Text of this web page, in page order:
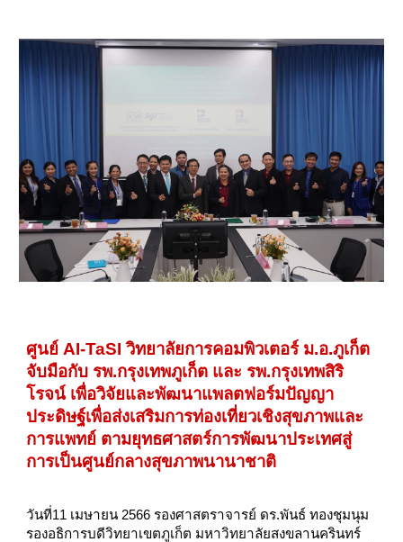
ศูนย์ AI-TaSI วิทยาลัยการคอมพิวเตอร์ ม.อ.ภูเก็ต
จับมือกับ รพ.กรุงเทพภูเก็ต และ รพ.กรุงเทพสิริ
โรจน์ เพื่อวิจัยและพัฒนาแพลตฟอร์มปัญญา
ประดิษฐ์เพื่อส่งเสริมการท่องเที่ยวเชิงสุขภาพและ
การแพทย์ ตามยุทธศาสตร์การพัฒนาประเทศสู่
การเป็นศูนย์กลางสุขภาพนานาชาติ
วันที่11 เมษายน 2566 รองศาสตราจารย์ ดร.พันธ์ ทองชุมนุม
รองอธิการบดีวิทยาเขตภูเก็ต มหาวิทยาลัยสงขลานครินทร์